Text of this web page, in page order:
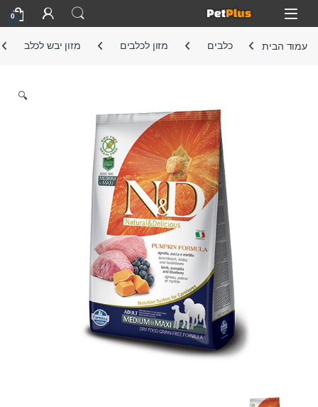
Skip to navigation
Skip to content
Open
0
עמוד הבית כלבים מזון לכלבים מזון יבש לכלב
🔍